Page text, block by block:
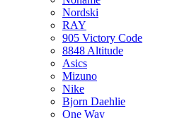
Nordski
RAY
905 Victory Code
8848 Altitude
Asics
Mizuno
Nike
Bjorn Daehlie
One Way